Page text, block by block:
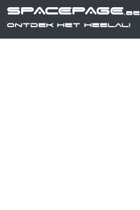
SPACEPAGE.be
Ontdek het heelal!